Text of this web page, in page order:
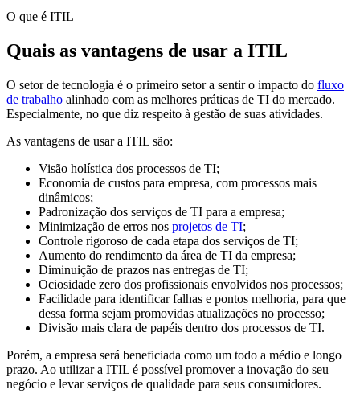
O que é ITIL
Quais as vantagens de usar a ITIL
O setor de tecnologia é o primeiro setor a sentir o impacto do fluxo
de trabalho alinhado com as melhores práticas de TI do mercado.
Especialmente, no que diz respeito à gestão de suas atividades.
As vantagens de usar a ITIL são:
Visão holística dos processos de TI;
Economia de custos para empresa, com processos mais
dinâmicos;
Padronização dos serviços de TI para a empresa;
Minimização de erros nos projetos de TI;
Controle rigoroso de cada etapa dos serviços de TI;
Aumento do rendimento da área de TI da empresa;
Diminuição de prazos nas entregas de TI;
Ociosidade zero dos profissionais envolvidos nos processos;
Facilidade para identificar falhas e pontos melhoria, para que
dessa forma sejam promovidas atualizações no processo;
Divisão mais clara de papéis dentro dos processos de TI.
Porém, a empresa será beneficiada como um todo a médio e longo
prazo. Ao utilizar a ITIL é possível promover a inovação do seu
negócio e levar serviços de qualidade para seus consumidores.